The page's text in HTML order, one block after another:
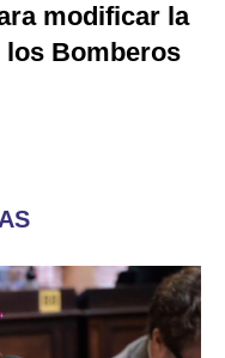
modificar la
los Bomberos